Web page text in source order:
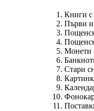
Книги с
Първи
Монети
Стари